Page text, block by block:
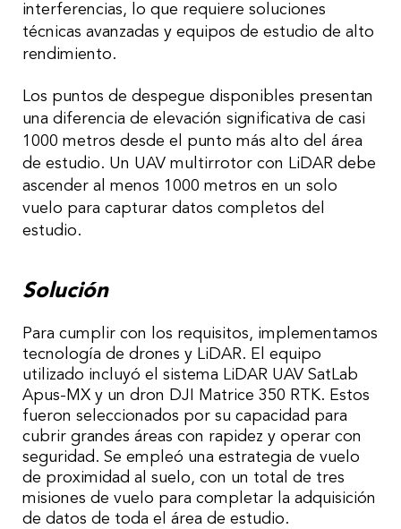
interferencias, lo que requiere soluciones
técnicas avanzadas y equipos de estudio de alto
rendimiento.
Los puntos de despegue disponibles presentan
una diferencia de elevación significativa de casi
1000 metros desde el punto más alto del área
de estudio. Un UAV multirrotor con LiDAR debe
ascender al menos 1000 metros en un solo
vuelo para capturar datos completos del
estudio.
Solución
Para cumplir con los requisitos, implementamos
tecnología de drones y LiDAR. El equipo
utilizado incluyó el sistema LiDAR UAV SatLab
Apus-MX y un dron DJI Matrice 350 RTK. Estos
fueron seleccionados por su capacidad para
cubrir grandes áreas con rapidez y operar con
seguridad. Se empleó una estrategia de vuelo
de proximidad al suelo, con un total de tres
misiones de vuelo para completar la adquisición
de datos de toda el área de estudio.